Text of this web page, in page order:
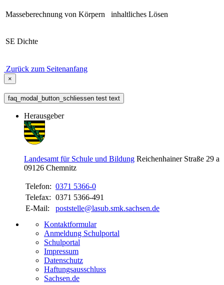
Masseberechnung von Körpern inhaltliches Lösen
SE Dichte
Zurück zum Seitenanfang
×
faq_modal_button_schliessen test text
Herausgeber
Landesamt für Schule und Bildung Reichenhainer Straße 29 a
09126 Chemnitz
Telefon: 0371 5366-0
Telefax: 0371 5366-491
E-Mail:
poststelle@lasub.smk.sachsen.de
Kontaktformular
Anmeldung Schulportal
Schulportal
Impressum
Datenschutz
Haftungsausschluss
Sachsen.de